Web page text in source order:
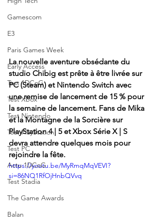
Gamescom
E3
Paris Games Week
Early Access
Test 1DCoG
Test Xbox
Test Nintendo
Test PlayStation
Test PC
Actu 1DCoG
Test Stadia
The Game Awards
Balan
La nouvelle aventure obsédante du
studio Chibig est prête à être livrée sur
PC (Steam) et Nintendo Switch avec
une remise de lancement de 15 % pour
la semaine de lancement. Fans de Mika
et la Montagne de la Sorcière sur
PlayStation 4 | 5 et Xbox Série X | S
devra attendre quelques mois pour
rejoindre la fête.
https://youtu.be/MyRmqMqVEVI?
si=86NQ1RfOjHnbQVvq